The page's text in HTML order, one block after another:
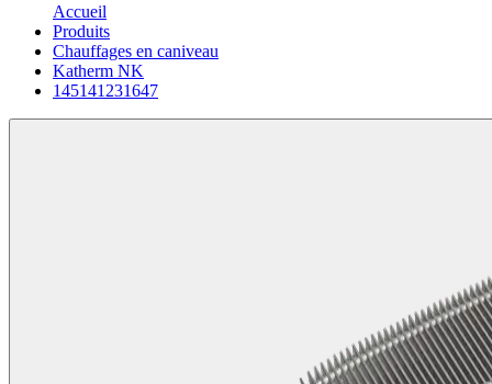
Accueil
Produits
Chauffages en caniveau
Katherm NK
145141231647